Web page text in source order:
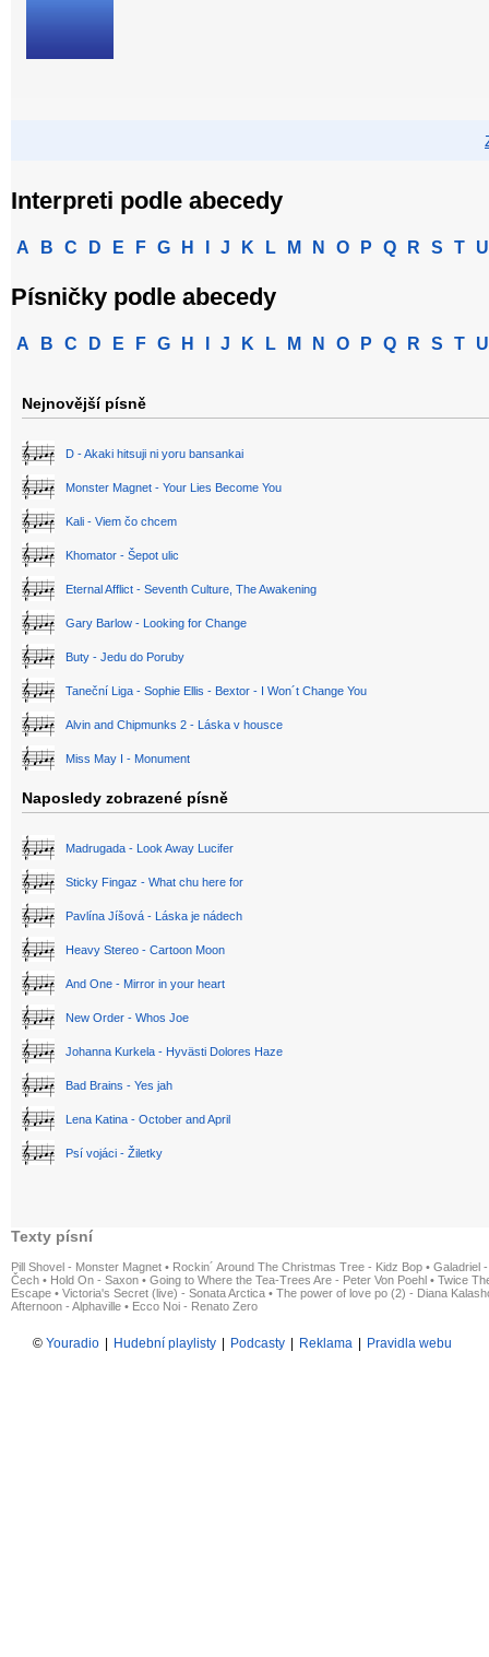
Interpreti podle abecedy
A B C D E F G H J K L M N O P Q R S T U
Písničky podle abecedy
A B C D E F G H J K L M N O P Q R S T U
Nejnovější písně
D - Akaki hitsuji ni yoru bansankai
Monster Magnet - Your Lies Become You
Kali - Viem čo chcem
Khomator - Šepot ulic
Eternal Afflict - Seventh Culture, The Awakening
Gary Barlow - Looking for Change
Buty - Jedu do Poruby
Taneční Liga - Sophie Ellis - Bextor - I Won´t Change You
Alvin and Chipmunks 2 - Láska v housce
Miss May I - Monument
Naposledy zobrazené písně
Madrugada - Look Away Lucifer
Sticky Fingaz - What chu here for
Pavlína Jíšová - Láska je nádech
Heavy Stereo - Cartoon Moon
And One - Mirror in your heart
New Order - Whos Joe
Johanna Kurkela - Hyvästi Dolores Haze
Bad Brains - Yes jah
Lena Katina - October and April
Psí vojáci - Žiletky
Texty písní
Pill Shovel - Monster Magnet • Rockin´ Around The Christmas Tree - Kidz Bop • Galadriel
Čech • Hold On - Saxon • Going to Where the Tea-Trees Are - Peter Von Poehl • Twice
Escape • Victoria's Secret (live) - Sonata Arctica • The power of love po (2) - Diana
Afternoon - Alphaville • Ecco Noi - Renato Zero
© Youradio Hudební playlisty Podcasty Reklama Pravidla webu